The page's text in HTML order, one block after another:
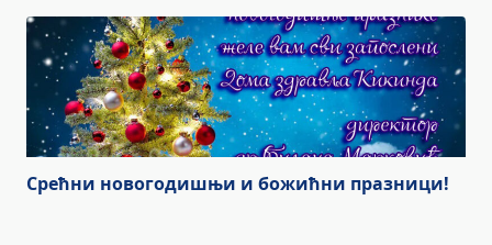
Срећни новогодишњи и божићни празници!